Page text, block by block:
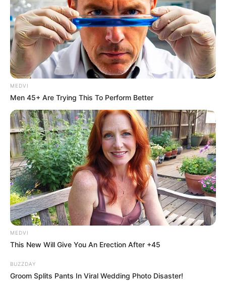
อย่างที่ต้องการ แต่ถ้าพ้นระยะแล้วจะพูดยาก ยืดเยื้อ ช่วง
นี้จะงานผิดพลาดซ้ำรอยเดิม หากมีบทเรียนความผิดแล้ว
ต้องระวังเพิ่มขึ้น แต่เริ่มดีขึ้น ได้รับข้อเสนอ มีช่องทางใน
การเริ่มต้นงานเสริม การเงินผลุบเข้าผลุบออก มักใจอ่อน
กับเรื่องความรัก ทำให้เงินทองหมุนเวียน ช่วงนี้มีโชคจะลอง
เสี่ยงดูไม่เสียหาย ความรักมีแนวโน้มได้คบเด็ก ทำให้รู้สึก
สดใส กระชุ่มกระชวย ส่วนคนมีแฟนแล้วจะหุนหันทำอะไร
ผิดพลาด ต้องมานั่งเสียใจภายหลัง
ช่วงวันที่ 11 – 20การทำงานโดนดุ โดนว่าบ่อย อย่าใช้
อารมณ์ในการต่อสู้ต่อกร คุณจะเป็นฝ่ายเสียเปรียบ ช่วงนี้
ถ้าทำตัวตามน้ำจะเข้าทีกว่า มีงานผิดพลาด อย่าพึ่งแสดง
ความคิดเห็น หรือดื้อดึง จะถูกเพ่งเล็งในทางที่ไม่ดี การเงิน
ได้มาอย่างฟลุ๊คๆ มีโชคจากการเสี่ยง แต่ช่วงนี้ยังต้องระวัง
ทำของหาย หรือตัดสินใจผิด เสียเงินโดยไม่เกิดประโยชน์
ความรักตามใจตัวเอง อารมณ์รุนแรง รักก็รักมาก เกลียดก็
เกลียดมาก ต้องไม่ประชดประชัน จะทำให้เรื่องเล็กกลาย
ต้องให้เพื่อนช่วยเป็นสื่อกลาง
MEDVI
Men 45+ Are Trying This To Perform Better
MEDVI
This New Will Give You An Erection After +45
BUZZDAY
Groom Splits Pants In Viral Wedding Photo Disaster!